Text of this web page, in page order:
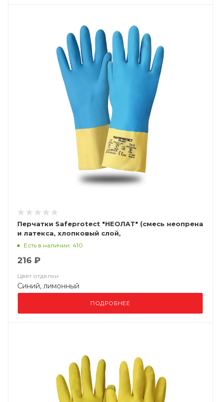
Перчатки Safeprotect "НЕОЛАТ" (смесь неопрена
и латекса, хлопковый слой,
толщ.0,70мм,дл.320мм.)
Есть в наличии: 410
216 ₽
Цвет отделки
Синий, лимонный
ПОДРОБНЕЕ